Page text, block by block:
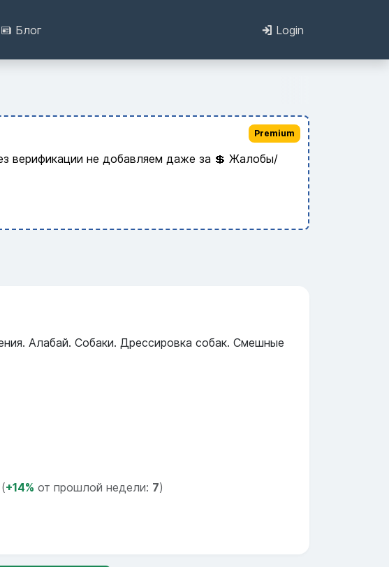
Блог Login
верификации не добавляем даже за 💲 Жалобы/
Premium
Алабай. Собаки. Дрессировка собак. Смешные
(+14% от прошлой недели: 7)